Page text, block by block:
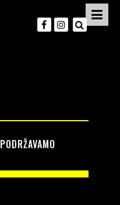
PODRŽAVAMO